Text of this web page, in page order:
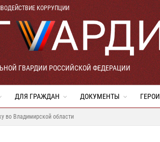
КОРРУПЦИИ
ГВАРДИИ РОССИЙСКОЙ ФЕДЕРАЦИИ
ДЛЯ ГРАЖДАН ДОКУМЕНТЫ ГЕРОИ
во Владимирской области